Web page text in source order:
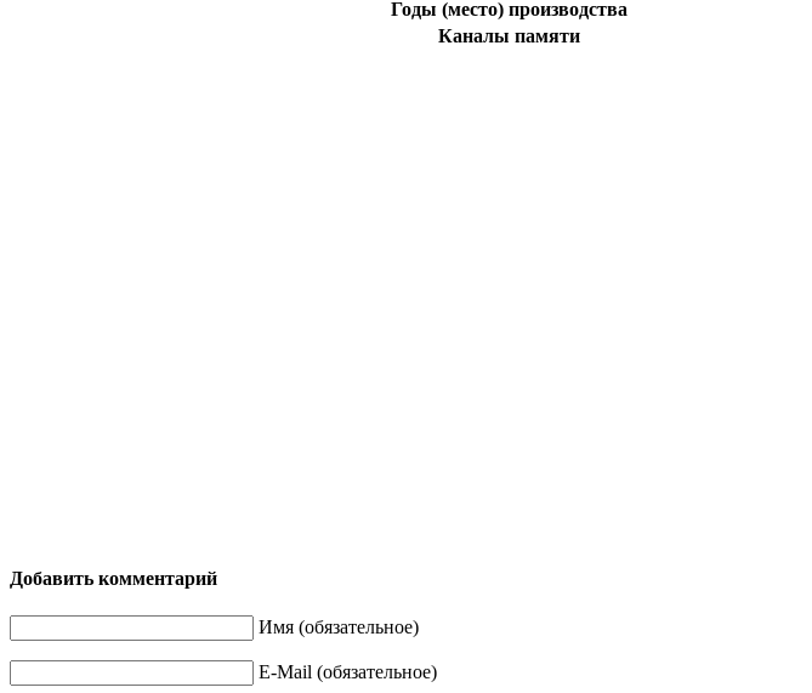
Годы (место) производства
Каналы памяти
Добавить комментарий
Имя (обязательное)
E-Mail (обязательное)